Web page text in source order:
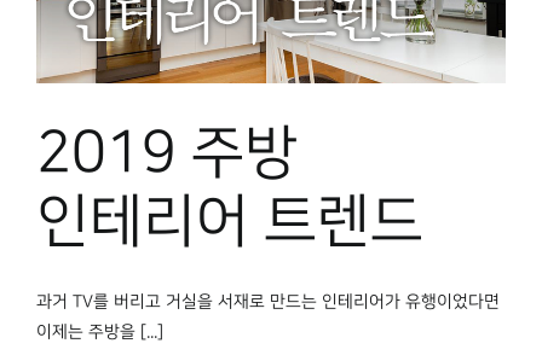
민속 인사이드
원문보기 PDF
2019 주방
인테리어 트렌드
과거 TV를 버리고 거실을 서재로 만드는 인테리어가 유행이었다면
이제는 주방을 [...]